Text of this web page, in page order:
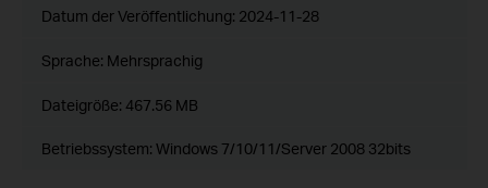
Datum der Veröffentlichung: 2024-11-28
Sprache: Mehrsprachig
Dateigröße: 467.56 MB
Betriebssystem: Windows 7/10/11/Server 2008 32bits